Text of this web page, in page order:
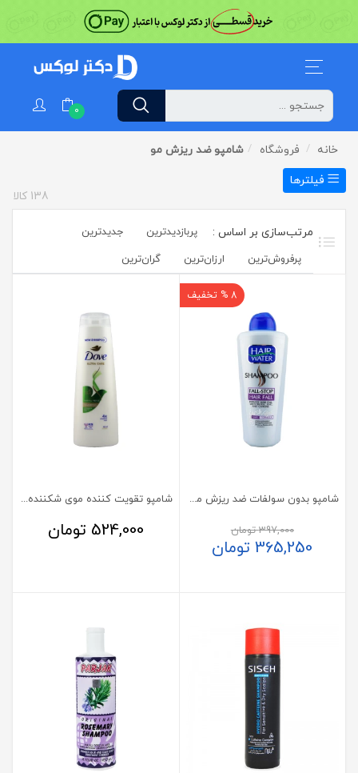
0
خانه فروشگاه
شامپو ضد ریزش مو
فیلترها
138 کالا
پربازدیدترین
جدیدترین
پرفروش‌ترین‌
ارزان‌ترین گران‌ترین
8 % تخفیف
شامپو بدون سولفات ضد ریزش مو کامان مدل فال استاپ
397,000تومان
365,250تومان
شامپو تقویت کننده موی شکننده داو 400 میلی لیتر
524,000 تومان